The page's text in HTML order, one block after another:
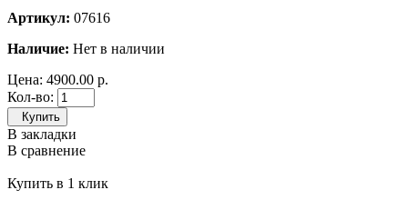
Артикул: 07616
Наличие: Нет в наличии
Цена: 4900.00 р.
Кол-во:
Купить
В закладки
В сравнение
Купить в 1 клик